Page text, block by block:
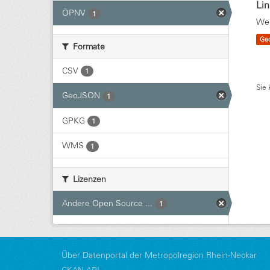
ÖPNV 1
Formate
CSV 1
GeoJSON 1
GPKG 1
WMS 1
Lizenzen
Andere Open Source ... 1
Sie
Über Datenportal der Metropolregion Rhein-Neckar